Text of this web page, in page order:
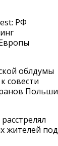
РФ
облдумы
совести
Польши
жителей под